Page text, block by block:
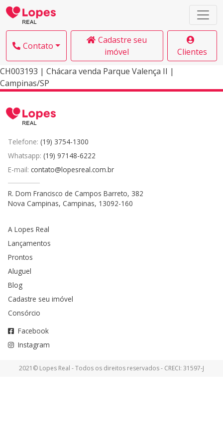
Contato
Cadastre seu
imóvel
Clientes
CH003193 | Chácara venda Parque Valença II |
Campinas/SP
Telefone: (19) 3754-1300
Whatsapp: (19) 97148-6222
E-mail: contato@lopesreal.com.br
R. Dom Francisco de Campos Barreto, 382
Nova Campinas, Campinas, 13092-160
A Lopes Real
Lançamentos
Prontos
Aluguel
Blog
Cadastre seu imóvel
Consórcio
Facebook
Instagram
2021© Lopes Real - Todos os direitos reservados - CRECI: 31597-J